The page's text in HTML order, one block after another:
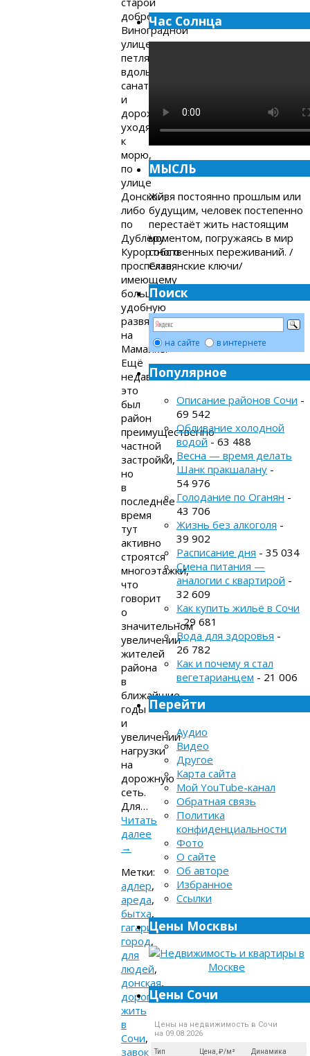
доброй
Виноградной
улице,
петляющей
вдоль
санаториев
и
дорожек,
уходящих
к
морю,
по
улице
Донской,
либо
по
Дублёру
Курортного
проспекта,
имеющему
большую
удобную
развязку
на
Мамайке.
Ещё
недавно
это
был
район
преимущественно
частной
застройки,
но
в
последнее
время
тут
активно
строятся
многоэтажки,
что
говорит
о
значительном
увеличении
жителей
района
в
ближайшие
годы
и
увеличении
нагрузки
на
дорожную
сеть.
Для…
Читать
далее
→
Метки:
адлер,
ареда,
бытха,
гагарина,
город,
для
людей,
донская,
дороги,
жить
в
Сочи,
завокзальный
Час Солнца
МЫСЛЬ
Живя постоянно прошлым или
будущим, человек постепенно
перестаёт жить настоящим
моментом, погружаясь в мир
собственных переживаний. /
Славянские ключи/
Поиск
на сайте в интернете
Популярное
Описание районов Сочи -
69 542
Обливание холодной
водой - 63 488
Весна — время делать
Шанк пракшалану -
54 976
Голодание по Оганян -
43 706
Жизнь без алкоголя -
39 902
Расписание дня - 35 034
Смена питания —
аналогии с квартирой -
32 609
Как купить жильё в Сочи
- 29 681
Вода для здоровья -
26 782
Как и почему я стал
вегетарианцем - 21 006
Перейти
Аудио
Видео
Другое
Карта сайта
Мой YouTube-канал
Обратная связь
Политика
конфиденциальности
Фото
О сайте
Об авторе
Избранное
Ссылки
Цены Москвы
Цены Сочи
Цены на недвижимость в Сочи
на 09.08.2026
Тип Цена, ₽/м² Динамика